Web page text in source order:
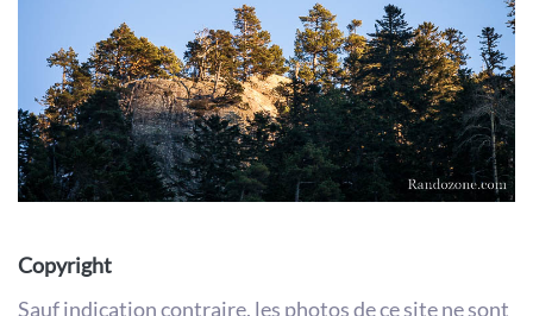
Copyright
Sauf indication contraire, les photos de ce site ne sont